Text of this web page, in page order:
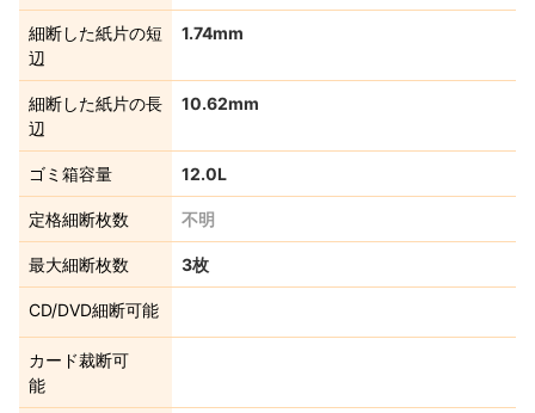
細断した紙片の短
辺
1.74mm
細断した紙片の長
辺
10.62mm
ゴミ箱容量 12.0L
定格細断枚数 不明
最大細断枚数 3枚
CD/DVD細断可能
カード裁断可
能